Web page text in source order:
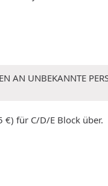
AN UNBEKANNTE
€) für C/D/E Block über.